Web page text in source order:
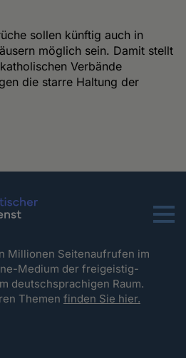
sollen künftig auch in
möglich sein. Damit stellt
Verbände
die starre Haltung der
Menu
Millionen Seitenaufrufen im
Medium der freigeistig-
deutschsprachigen Raum.
Themenfinden Sie hier.